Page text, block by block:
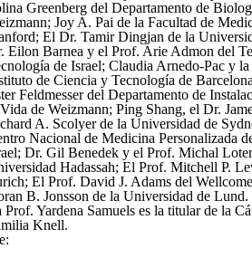
Greenberg del Departamento de
Joy A. Pai de la Facultad de
El Dr. Tamir Dingjan de la
Eilon Barnea y el Prof. Arie Admon del
de Israel; Claudia Arnedo-Pac y
de Ciencia y Tecnología de
Feldmesser del Departamento de
de Weizmann; Ping Shang, el Dr.
A. Scolyer de la Universidad de
Nacional de Medicina Personalizada
Dr. Gil Benedek y el Prof. Michal
Hadassah; El Prof. Mitchell P.
El Prof. David J. Adams del
B. Jonsson de la Universidad de Lund.
Prof. Yardena Samuels es la titular de la
Knell.